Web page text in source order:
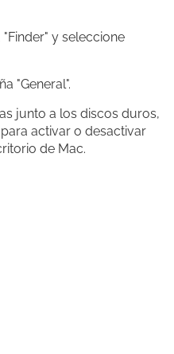
y seleccione
"General".
junto a los discos duros,
activar o desactivar
de Mac.